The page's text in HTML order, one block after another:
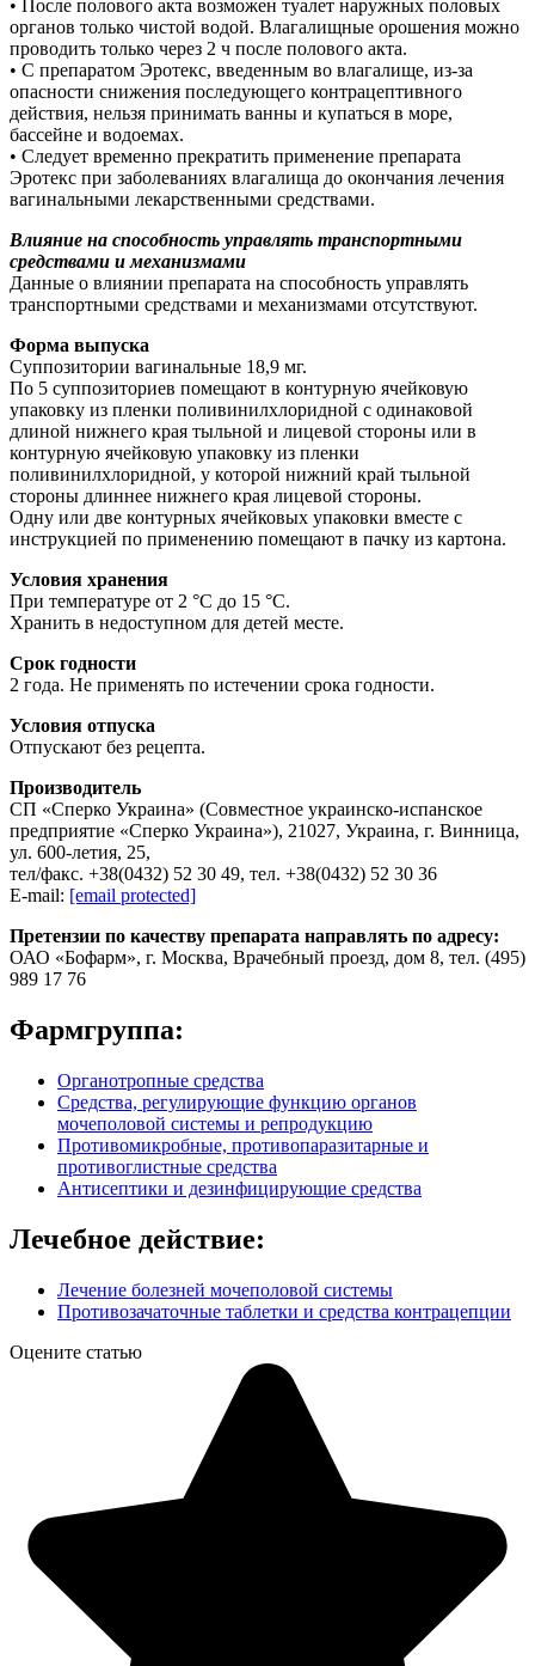
• После полового акта возможен туалет наружных половых
органов только чистой водой. Влагалищные орошения можно
проводить только через 2 ч после полового акта.
• С препаратом Эротекс, введенным во влагалище, из-за
опасности снижения последующего контрацептивного
действия, нельзя принимать ванны и купаться в море,
бассейне и водоемах.
• Следует временно прекратить применение препарата
Эротекс при заболеваниях влагалища до окончания лечения
вагинальными лекарственными средствами.
Влияние на способность управлять транспортными
средствами и механизмами
Данные о влиянии препарата на способность управлять
транспортными средствами и механизмами отсутствуют.
Форма выпуска
Суппозитории вагинальные 18,9 мг.
По 5 суппозиториев помещают в контурную ячейковую
упаковку из пленки поливинилхлоридной с одинаковой
длиной нижнего края тыльной и лицевой стороны или в
контурную ячейковую упаковку из пленки
поливинилхлоридной, у которой нижний край тыльной
стороны длиннее нижнего края лицевой стороны.
Одну или две контурных ячейковых упаковки вместе с
инструкцией по применению помещают в пачку из картона.
Условия хранения
При температуре от 2 °С до 15 °С.
Хранить в недоступном для детей месте.
Срок годности
2 года. Не применять по истечении срока годности.
Условия отпуска
Отпускают без рецепта.
Производитель
СП «Сперко Украина» (Совместное украинско-испанское
предприятие «Сперко Украина»), 21027, Украина, г. Винница,
ул. 600-летия, 25,
тел/факс. +38(0432) 52 30 49, тел. +38(0432) 52 30 36
E-mail: [email protected]
Претензии по качеству препарата направлять по адресу:
ОАО «Бофарм», г. Москва, Врачебный проезд, дом 8, тел. (495)
989 17 76
Фармгруппа:
Органотропные средства
Средства, регулирующие функцию органов
мочеполовой системы и репродукцию
Противомикробные, противопаразитарные и
противоглистные средства
Антисептики и дезинфицирующие средства
Лечебное действие:
Лечение болезней мочеполовой системы
Противозачаточные таблетки и средства контрацепции
Оцените статью